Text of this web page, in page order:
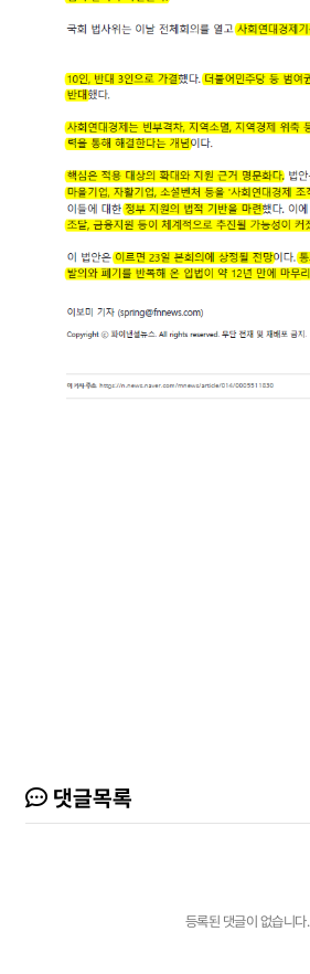
댓글목록
등록된 댓글이 없습니다.